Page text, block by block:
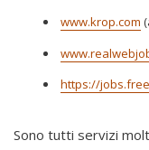
www.krop.com
https://
Sono tutti servizi